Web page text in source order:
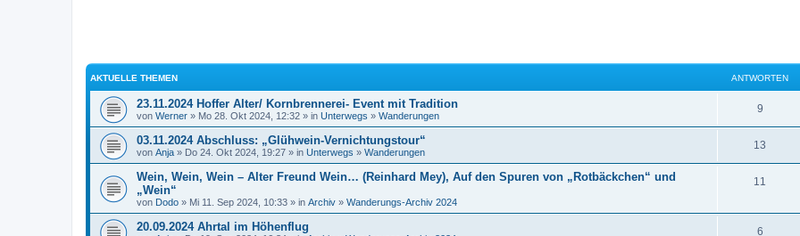
AKTUELLE THEMEN ANTWORTEN
23.11.2024 Hoffer Alter/ Kornbrennerei- Event mit Tradition
von Werner » Mo 28. Okt 2024, 12:32 » in Unterwegs » Wanderungen
9
03.11.2024 Abschluss: „Glühwein-Vernichtungstour“
von Anja » Do 24. Okt 2024, 19:27 » in Unterwegs » Wanderungen
13
Wein, Wein, Wein – Alter Freund Wein… (Reinhard Mey), Auf den Spuren von „Rotbäckchen“ und
„Wein“
von Dodo » Mi 11. Sep 2024, 10:33 » in Archiv » Wanderungs-Archiv 2024
11
20.09.2024 Ahrtal im Höhenflug 6